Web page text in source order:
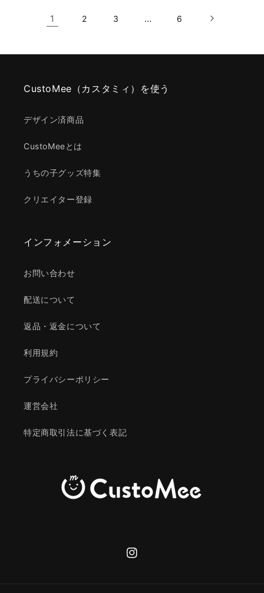
1 2 3 … 6
CustoMee（カスタミィ）を使う
デザイン済商品
CustoMeeとは
うちの子グッズ特集
クリエイター登録
インフォメーション
お問い合わせ
配送について
返品・返金について
利用規約
プライバシーポリシー
運営会社
特定商取引法に基づく表記
Instagram